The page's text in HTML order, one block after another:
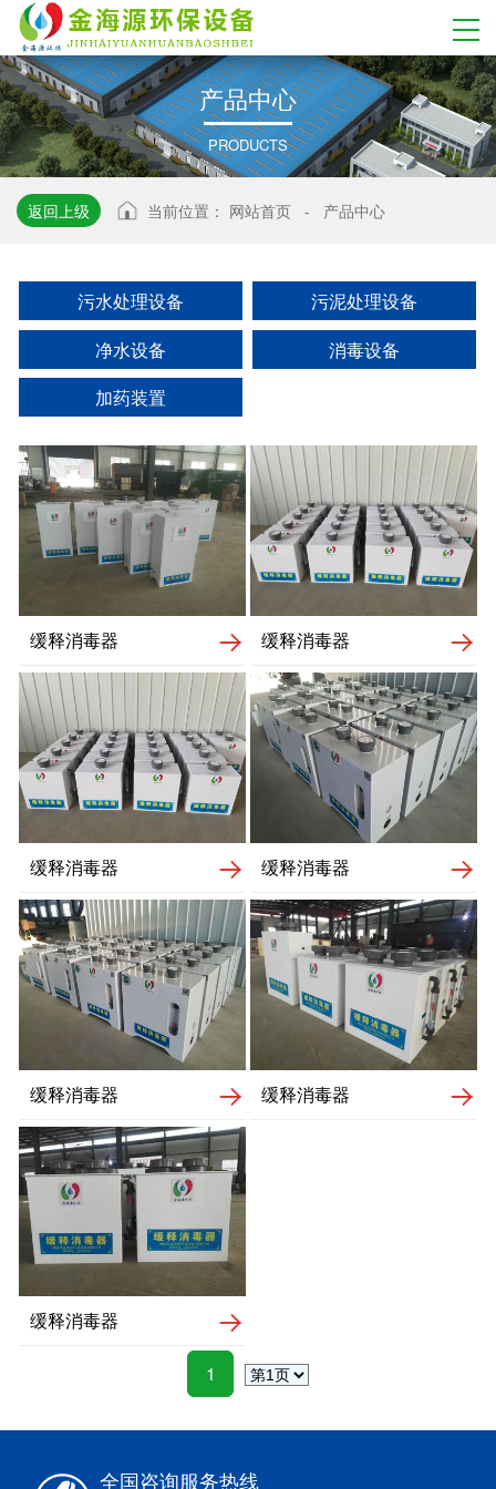
产品中心
PRODUCTS
返回上级 当前位置： 网站首页 - 产品中心
污水处理设备
污泥处理设备
净水设备
消毒设备
加药装置
缓释消毒器 缓释消毒器
缓释消毒器 缓释消毒器
缓释消毒器 缓释消毒器
缓释消毒器
1
全国咨询服务热线